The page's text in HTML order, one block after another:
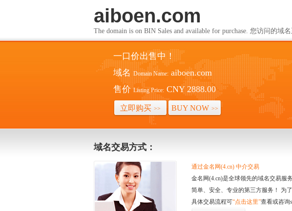
aiboen.com
The domain is on BIN Sales and available for purchase. 您访问的域
一口价出售中！
域名 Domain Name: aiboen.com
售价 Listing Price: CNY 2888.00
立即购买 >> BUY NOW >>
域名交易方式：
通过金名网(4.cn) 中介交易
金名网(4.cn)是全球领先的域名交易服
简单、安全、专业的第三方服务！ 为
具体交易流程可“点击这里”查看或咨询